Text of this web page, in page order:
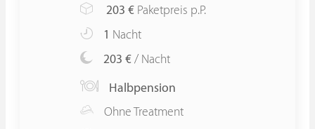
203 € Paketpreis p.P.
1 Nacht
203 € / Nacht
Halbpension
Ohne Treatment